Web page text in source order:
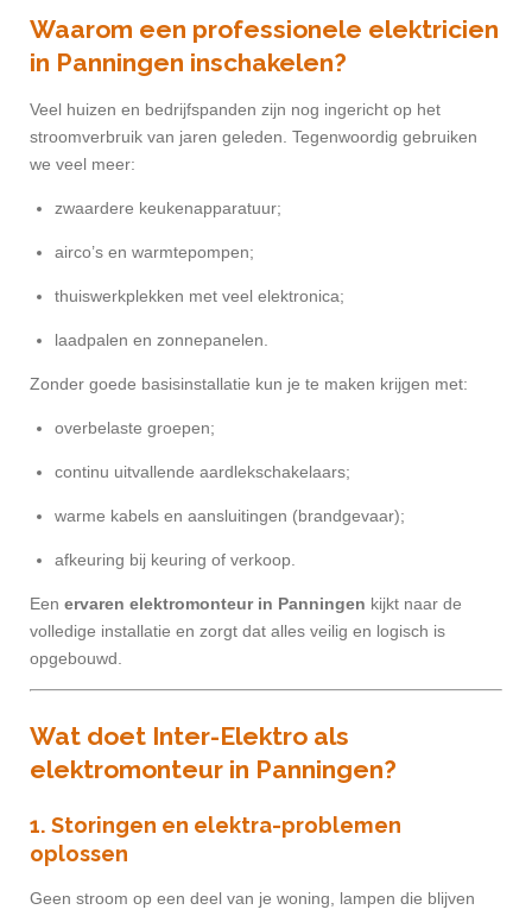
Waarom een professionele elektricien
in Panningen inschakelen?
Veel huizen en bedrijfspanden zijn nog ingericht op het
stroomverbruik van jaren geleden. Tegenwoordig gebruiken
we veel meer:
zwaardere keukenapparatuur;
airco’s en warmtepompen;
thuiswerkplekken met veel elektronica;
laadpalen en zonnepanelen.
Zonder goede basisinstallatie kun je te maken krijgen met:
overbelaste groepen;
continu uitvallende aardlekschakelaars;
warme kabels en aansluitingen (brandgevaar);
afkeuring bij keuring of verkoop.
Een ervaren elektromonteur in Panningen kijkt naar de
volledige installatie en zorgt dat alles veilig en logisch is
opgebouwd.
Wat doet Inter-Elektro als
elektromonteur in Panningen?
1. Storingen en elektra-problemen
oplossen
Geen stroom op een deel van je woning, lampen die blijven